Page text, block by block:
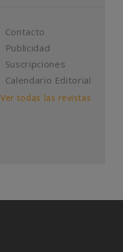
Contacto
Publicidad
Suscripciones
Calendario Editorial
Ver todas las revistas